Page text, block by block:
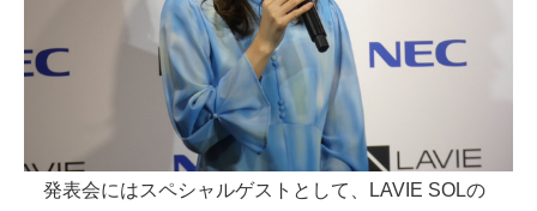
発表会にはスペシャルゲストとして、LAVIE SOLの